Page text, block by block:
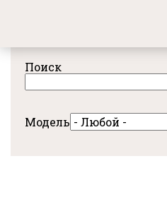
содержанию
Поиск
Модель